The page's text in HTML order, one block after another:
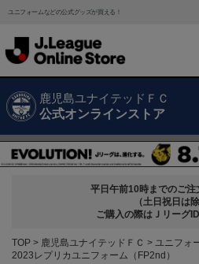
ユニフォームなどの公式グッズが買える！
鹿児島ユナイテッドＦＣ
公式オンラインストア
平日午前10時までのご注
（土日祝日は除
ご購入の際はＪリーグ
TOP 鹿児島ユナイテッドＦＣ
ユニフォ
2023レプリカユニフォーム（FP2nd）